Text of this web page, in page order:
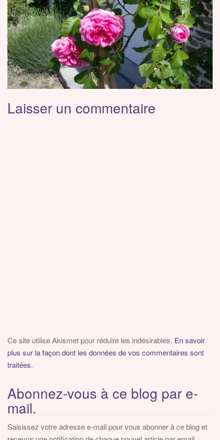
Laisser un commentaire
Ce site utilise Akismet pour réduire les indésirables. En savoir
plus sur la façon dont les données de vos commentaires sont
traitées.
Abonnez-vous à ce blog par e-
mail.
Saisissez votre adresse e-mail pour vous abonner à ce blog et